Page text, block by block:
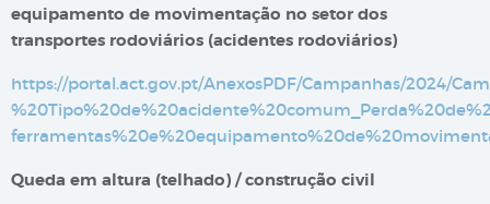
equipamento de movimentação no setor dos
transportes rodoviários (acidentes rodoviários)
https://portal.act.gov.pt/AnexosPDF/Campanhas/2024/
Queda em altura (telhado) / construção civil